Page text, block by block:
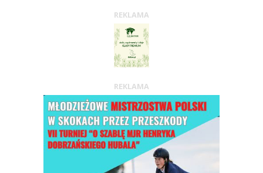
REKLAMA
REKLAMA